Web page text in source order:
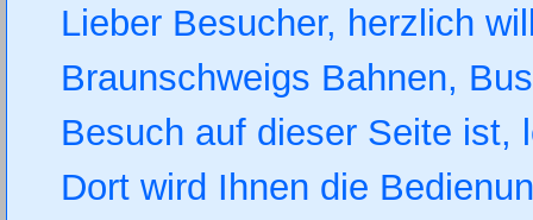
Lieber Besucher, herzlich
Braunschweigs Bahnen,
Besuch auf dieser Seite
Dort wird Ihnen die